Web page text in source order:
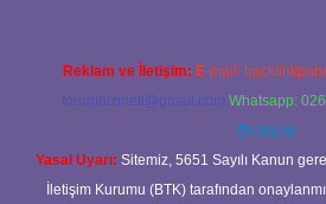
Reklam ve İletişim: E-mail:
forumhizmeti@gmail.com Whatsapp:
@karabul
Yasal Uyarı: Sitemiz, 5651 Sayılı Kanun
İletişim Kurumu (BTK) tarafından